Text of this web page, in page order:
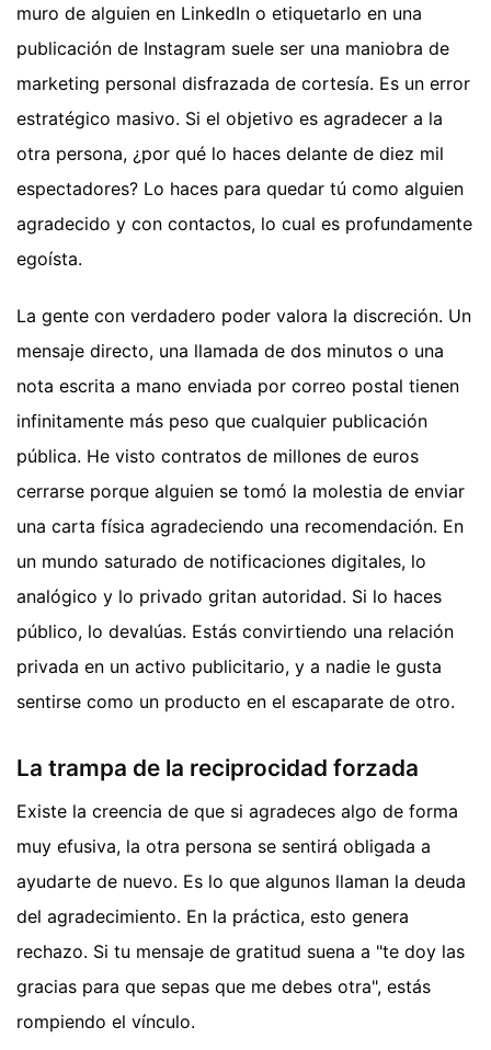
muro de alguien en LinkedIn o etiquetarlo en una
publicación de Instagram suele ser una maniobra de
marketing personal disfrazada de cortesía. Es un error
estratégico masivo. Si el objetivo es agradecer a la
otra persona, ¿por qué lo haces delante de diez mil
espectadores? Lo haces para quedar tú como alguien
agradecido y con contactos, lo cual es profundamente
egoísta.
La gente con verdadero poder valora la discreción. Un
mensaje directo, una llamada de dos minutos o una
nota escrita a mano enviada por correo postal tienen
infinitamente más peso que cualquier publicación
pública. He visto contratos de millones de euros
cerrarse porque alguien se tomó la molestia de enviar
una carta física agradeciendo una recomendación. En
un mundo saturado de notificaciones digitales, lo
analógico y lo privado gritan autoridad. Si lo haces
público, lo devalúas. Estás convirtiendo una relación
privada en un activo publicitario, y a nadie le gusta
sentirse como un producto en el escaparate de otro.
La trampa de la reciprocidad forzada
Existe la creencia de que si agradeces algo de forma
muy efusiva, la otra persona se sentirá obligada a
ayudarte de nuevo. Es lo que algunos llaman la deuda
del agradecimiento. En la práctica, esto genera
rechazo. Si tu mensaje de gratitud suena a "te doy las
gracias para que sepas que me debes otra", estás
rompiendo el vínculo.